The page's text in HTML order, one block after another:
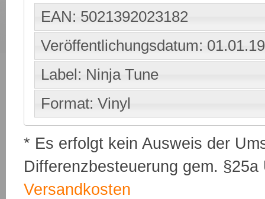
EAN: 5021392023182
Veröffentlichungsdatum:
Label: Ninja Tune
Format: Vinyl
* Es erfolgt kein Ausweis der
Differenzbesteuerung gem.
Versandkosten